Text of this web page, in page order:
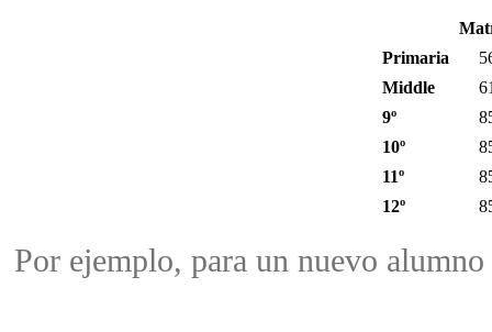
Primaria
Middle
9º
10º
11º
12º
Por ejemplo, para un nuevo